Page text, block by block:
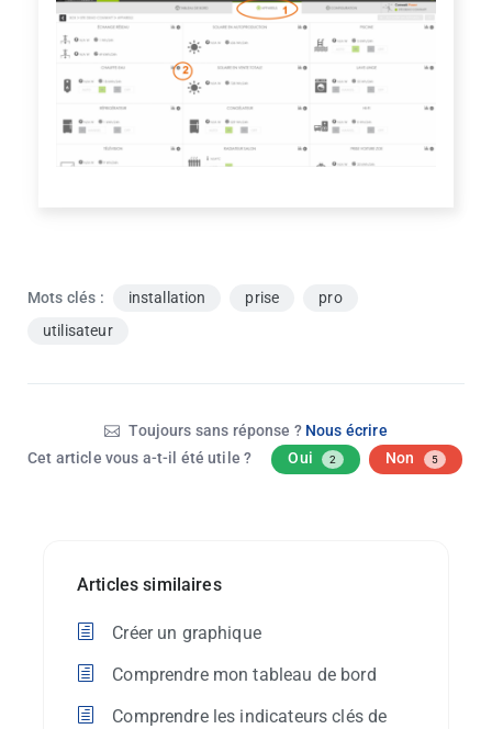
Mots clés : installation prise
pro
utilisateur
Toujours sans réponse ? Nous écrire
Cet article vous a-t-il été utile ?
Oui 2 Non 5
Articles similaires
Créer un graphique
Comprendre mon tableau de bord
Comprendre les indicateurs clés de